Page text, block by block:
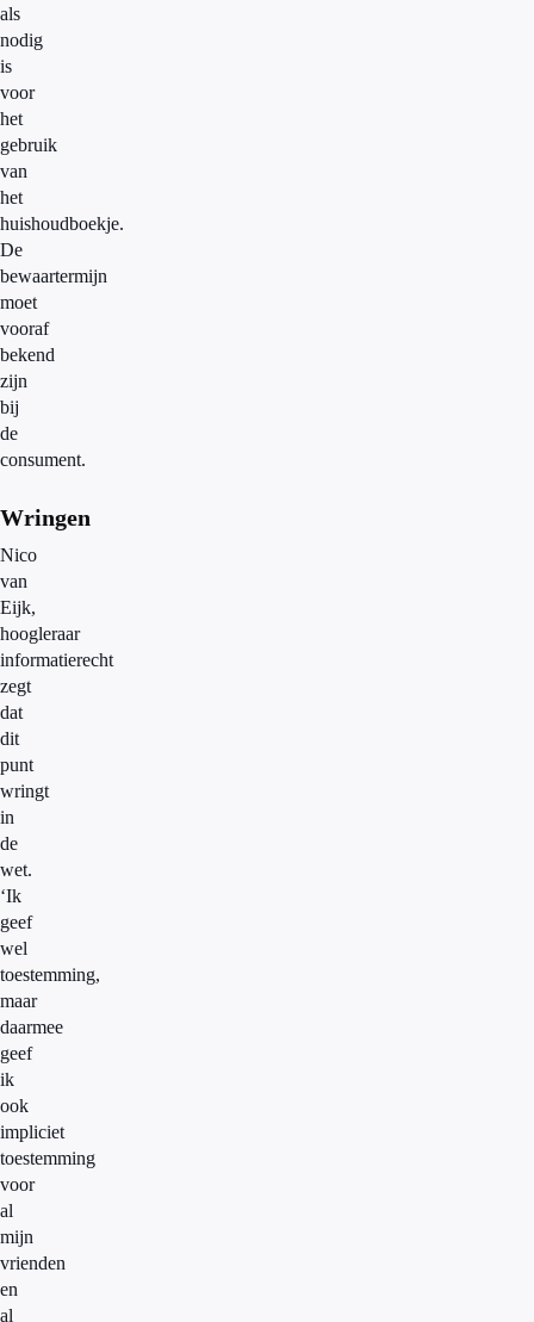
als
nodig
is
voor
het
gebruik
van
het
huishoudboekje.
De
bewaartermijn
moet
vooraf
bekend
zijn
bij
de
consument.
Wringen
Nico
van
Eijk,
hoogleraar
informatierecht
zegt
dat
dit
punt
wringt
in
de
wet.
‘Ik
geef
wel
toestemming,
maar
daarmee
geef
ik
ook
impliciet
toestemming
voor
al
mijn
vrienden
en
al